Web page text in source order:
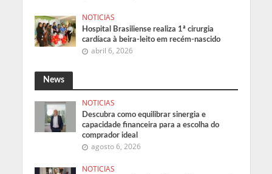
NOTICIAS
Hospital Brasiliense realiza 1ª cirurgia
cardíaca à beira-leito em recém-nascido
abril 6, 2026
News
NOTICIAS
Descubra como equilibrar sinergia e
capacidade financeira para a escolha do
comprador ideal
agosto 6, 2026
NOTICIAS